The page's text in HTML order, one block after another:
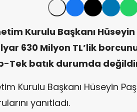
Kurulu Başkanı Hüseyin
630 Milyon TL’lik
Tek batık durumda
Kurulu Başkanı Hüseyin
yanıtladı.